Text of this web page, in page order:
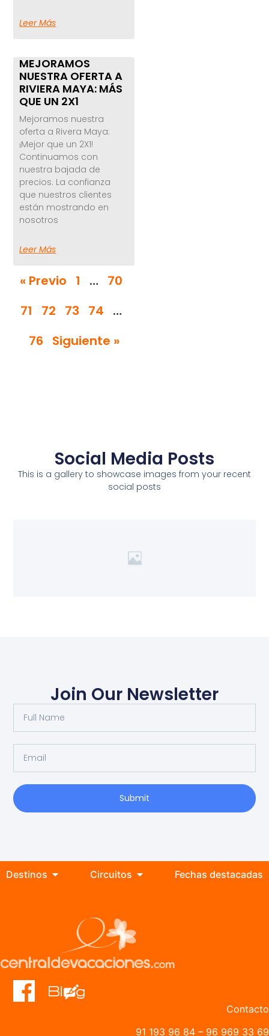
Leer Más
MEJORAMOS
NUESTRA OFERTA A
RIVIERA MAYA: MÁS
QUE UN 2X1
Mejoramos nuestra
oferta a Rivera Maya:
¡Mejor que un 2X1!
Continuamos con
nuestra bajada de
precios. La confianza
que nuestros clientes
están mostrando en
nosotros
Leer Más
« Previo 1 …
70
71
72 73 74
…
76
Siguiente »
Social Media Posts
This is a gallery to showcase images from your recent
social posts
Join Our Newsletter
Submit
Destinos Circuitos Fechas destacadas
Contacto
91 193 96 84 – 96 969 33 69